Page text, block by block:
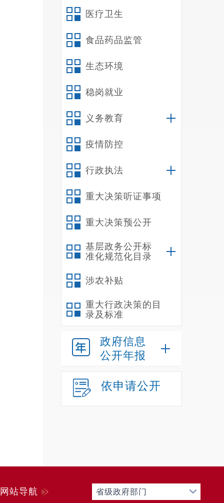
医疗卫生
食品药品监管
生态环境
稳岗就业
义务教育
疫情防控
行政执法
重大决策听证事项
重大决策预公开
基层政务公开标
准化规范化目录
涉农补贴
重大行政决策的目
录及标准
政府信息
公开年报
依申请公开
网站导航 省级政府部门